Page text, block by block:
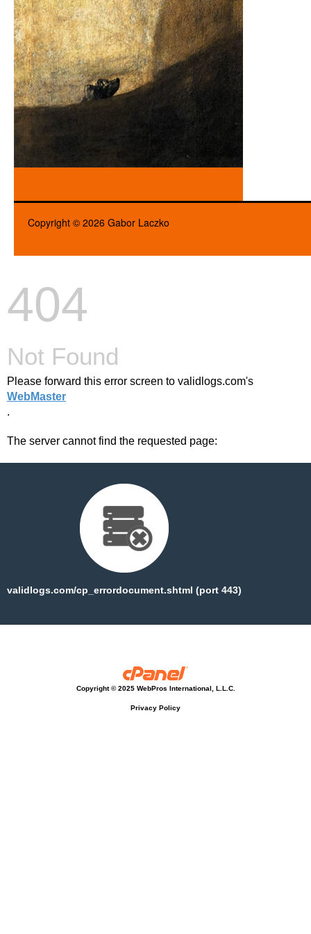
Copyright © 2026 Gabor Laczko
404
Not Found
Please forward this error screen to validlogs.com's
WebMaster
.
The server cannot find the requested page:
validlogs.com/cp_errordocument.shtml (port 443)
Copyright © 2025 WebPros International, L.L.C.
Privacy Policy